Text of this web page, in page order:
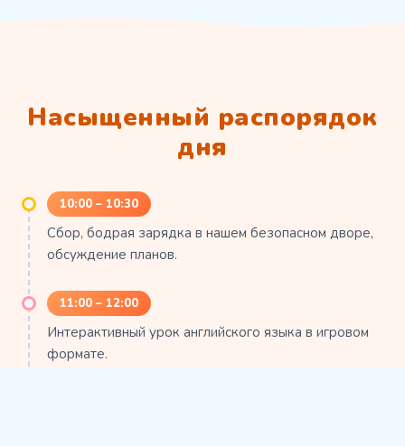
Насыщенный распорядок
дня
10:00 – 10:30
Сбор, бодрая зарядка в нашем безопасном дворе,
обсуждение планов.
11:00 – 12:00
Интерактивный урок английского языка в игровом
формате.